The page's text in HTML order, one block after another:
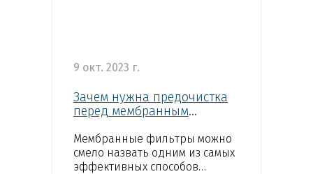
9 окт. 2023 г.
Зачем нужна предочистка
перед мембранным
осмосе?
Мембранные фильтры можно
смело назвать одним из самых
эффективных способов